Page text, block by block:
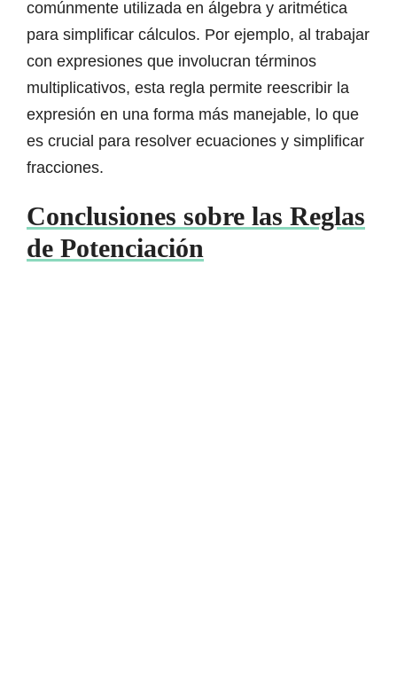
comúnmente utilizada en álgebra y aritmética
para simplificar cálculos. Por ejemplo, al trabajar
con expresiones que involucran términos
multiplicativos, esta regla permite reescribir la
expresión en una forma más manejable, lo que
es crucial para resolver ecuaciones y simplificar
fracciones.
Conclusiones sobre las Reglas
de Potenciación